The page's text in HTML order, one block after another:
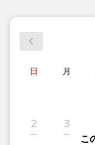
日 月
2 3
こ